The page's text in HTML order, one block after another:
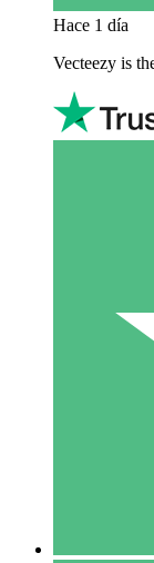
Hace 1 día
Vecteezy is